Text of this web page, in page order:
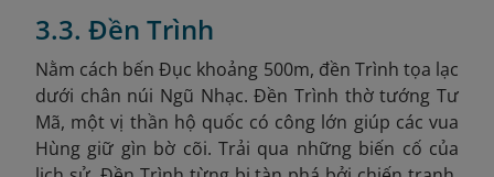
3.3. Đền Trình
Nằm cách bến Đục khoảng 500m, đền Trình tọa lạc
dưới chân núi Ngũ Nhạc. Đền Trình thờ tướng Tư
Mã, một vị thần hộ quốc có công lớn giúp các vua
Hùng giữ gìn bờ cõi. Trải qua những biến cố của